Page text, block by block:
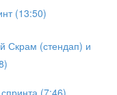
(13:50)
Скрам (стендап) и
(7:46)